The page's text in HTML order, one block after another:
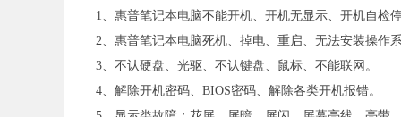
1、惠普笔记本电脑不能开机、开机无显示、开机自检
2、惠普笔记本电脑死机、掉电、重启、无法安装操作
3、不认硬盘、光驱、不认键盘、鼠标、不能联网。
4、解除开机密码、BIOS密码、解除各类开机报错。